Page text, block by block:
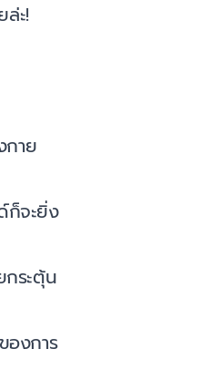
ะ!
กาย
ก็จะยิ่ง
ระตุ้น
องการ